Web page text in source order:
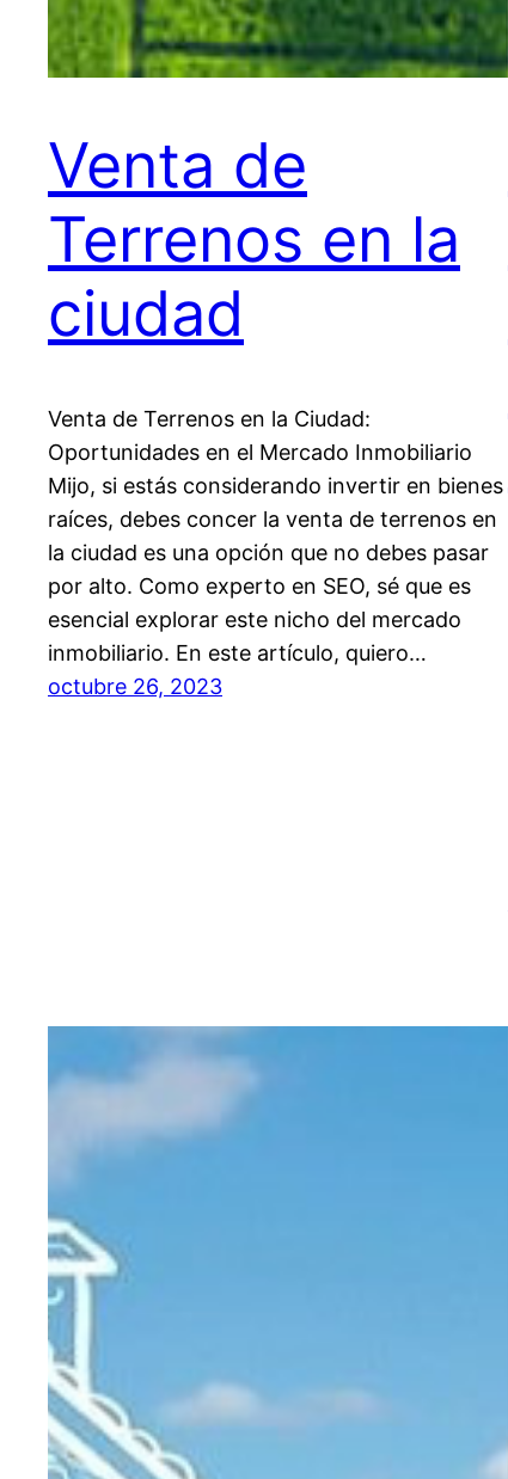
Venta de
Terrenos en la
ciudad
Venta de Terrenos en la Ciudad:
Oportunidades en el Mercado Inmobiliario
Mijo, si estás considerando invertir en bienes
raíces, debes concer la venta de terrenos en
la ciudad es una opción que no debes pasar
por alto. Como experto en SEO, sé que es
esencial explorar este nicho del mercado
inmobiliario. En este artículo, quiero…
octubre 26, 2023